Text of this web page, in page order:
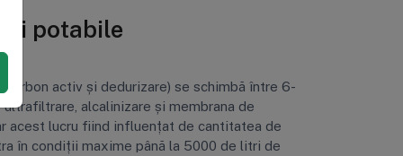
potabile
activ și dedurizare) se schimbă între 6-
alcalinizare și membrana de
acest lucru fiind influențat de cantitatea de
în condiții maxime până la 5000 de litri de